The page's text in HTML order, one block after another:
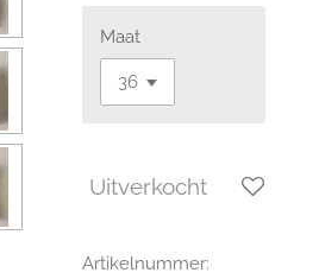
Maat
Uitverkocht
Artikelnummer: